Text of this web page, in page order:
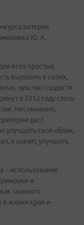
ветеран
Ю. А.
всех простых
выразить в своих,
чувство гордости
в 2012 году столь
Несомненно,
даст
улучшить свой облик,
а значит, улучшить
– использование
и
главного
в жизни края и -